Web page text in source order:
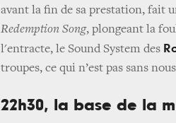
avant la fin de sa prestation, fait
Redemption Song, plongeant la
l'entracte, le Sound System des
troupes, ce qui n’est pas sans
22h30, la base de la